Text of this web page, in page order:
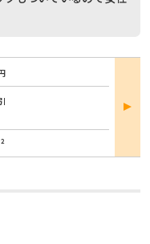
部屋
詳細